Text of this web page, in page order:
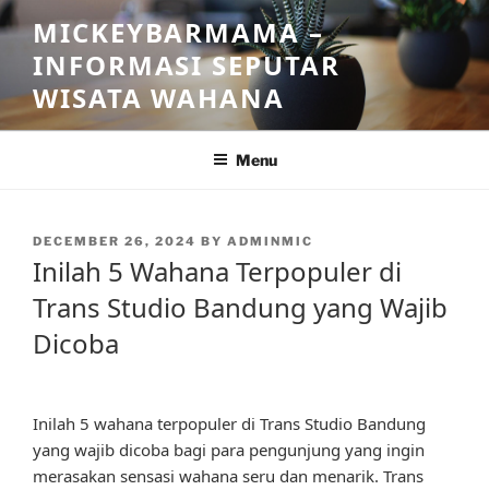
Skip
to
content
MICKEYBARMAMA –
INFORMASI SEPUTAR
WISATA WAHANA
Menu
POSTED
DECEMBER 26, 2024 BY ADMINMIC
Inilah 5 Wahana Terpopuler di
Trans Studio Bandung yang Wajib
Dicoba
Inilah 5 wahana terpopuler di Trans Studio Bandung
yang wajib dicoba bagi para pengunjung yang ingin
merasakan sensasi wahana seru dan menarik. Trans